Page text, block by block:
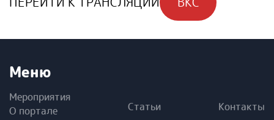
Меню
Мероприятия
О портале
Статьи Контакты